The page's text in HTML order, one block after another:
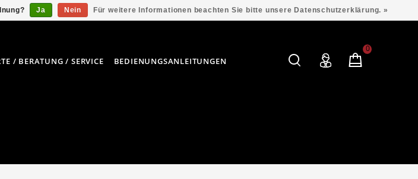
/ BERATUNG / SERVICE BEDIENUNGSANLEITUNGEN
0
Ja Nein Für weitere Informationen beachten Sie bitte unsere Datenschutzerklärung. »